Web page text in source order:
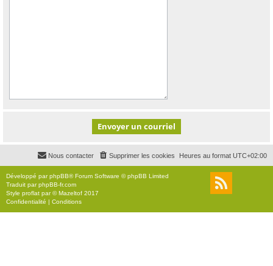
Heures au format UTC+02:00
Supprimer les cookies
Nous contacter
Développé parphpBB® Forum Software © phpBB Limited
Traduit parphpBB-fr.com
Style proflat par ©Mazeltof 2017
Confidentialité | Conditions